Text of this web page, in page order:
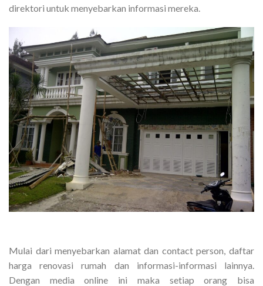
direktori untuk menyebarkan informasi mereka.
Mulai dari menyebarkan alamat dan contact person, daftar
harga renovasi rumah dan informasi-informasi lainnya.
Dengan media online ini maka setiap orang bisa